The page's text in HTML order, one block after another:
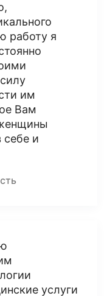
работу я
им
Вам
себе и
услуги